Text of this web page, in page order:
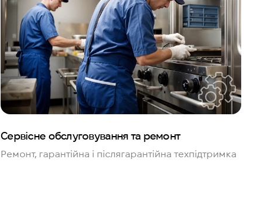
Сервісне обслуговування та ремонт
Ремонт, гарантійна і післягарантійна техпідтримка